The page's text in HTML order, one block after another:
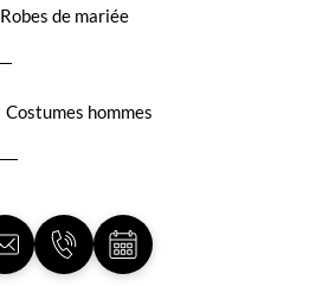
Robes de mariée
Costumes hommes